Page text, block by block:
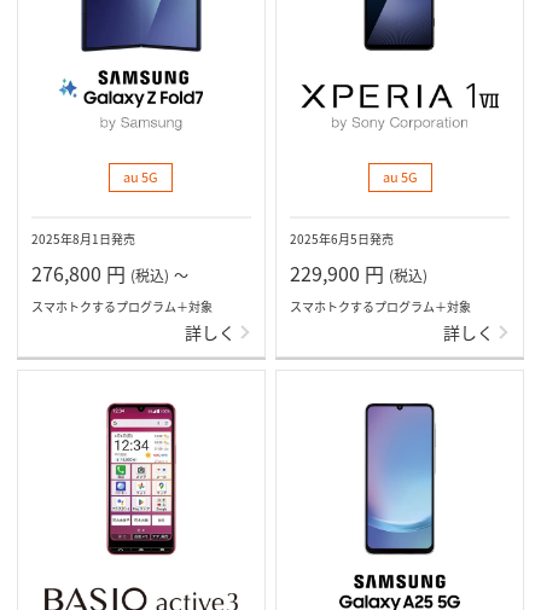
au 5G
2025年8月1日発売
276,800 円 (税込) ～
スマホトクするプログラム＋対象
詳しく
au 5G
2025年6月5日発売
229,900 円 (税込)
スマホトクするプログラム＋対象
詳しく